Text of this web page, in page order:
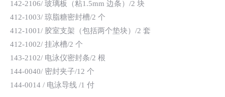
142-2106/ 玻璃板（粘1.5mm 边条）/2 块
412-1003/ 琼脂糖密封槽/2 个
412-1001/ 胶室支架（包括两个垫块）/2 套
412-1002/ 挂冰槽/2 个
143-2102/ 电泳仪密封条/2 根
144-0040/ 密封夹子/12 个
144-0014 / 电泳导线 /1 付